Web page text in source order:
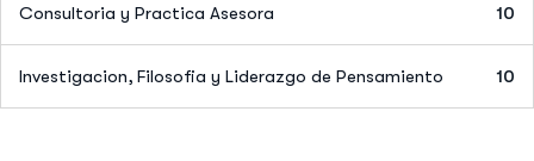
Consultoria y Practica Asesora 10
Investigacion, Filosofia y Liderazgo de Pensamiento 10